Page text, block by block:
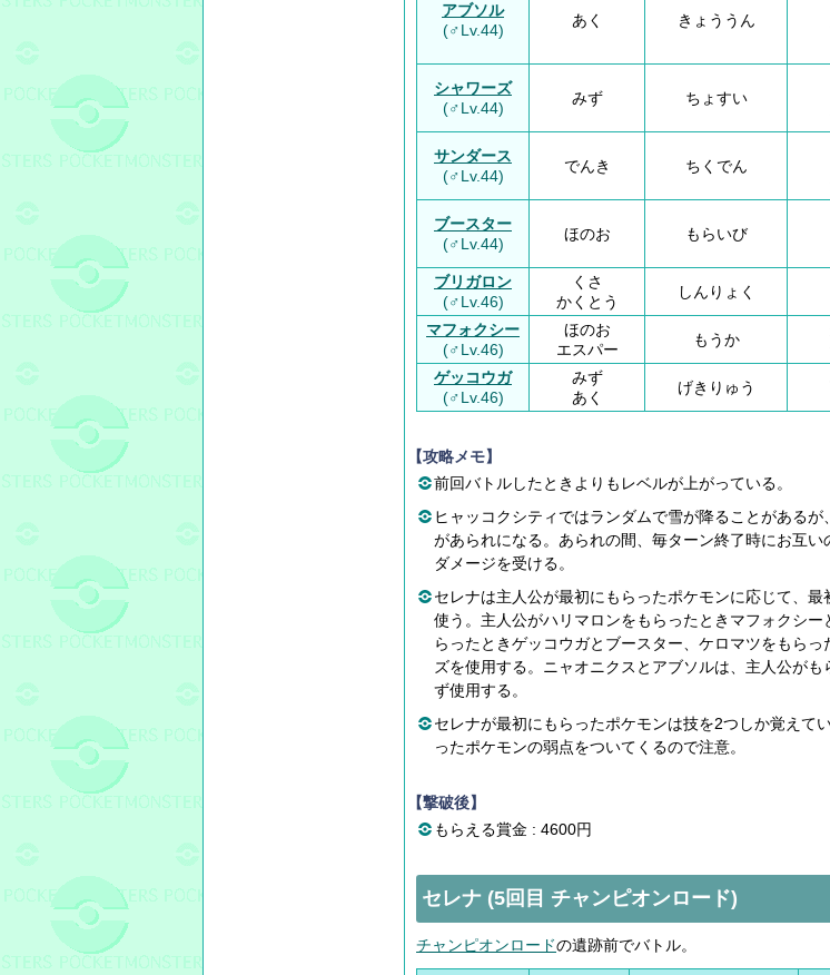
アブソル
(♂Lv.44)
あく きょううん
シャワーズ
(♂Lv.44)
みず ちょすい
サンダース
(♂Lv.44)
でんき ちくでん
ブースター
(♂Lv.44)
ほのお もらいび
ブリガロン
(♂Lv.46)
くさ
かくとう
しんりょく
マフォクシー
(♂Lv.46)
ほのお
エスパー
もうか
ゲッコウガ
(♂Lv.46)
みず
あく
げきりゅう
【攻略メモ】
前回バトルしたときよりもレベルが上がっている。
ヒャッコクシティではランダムで雪が降ることがある
があられになる。あられの間、毎ターン終了時にお互
ダメージを受ける。
セレナは主人公が最初にもらったポケモンに応じて、
使う。主人公がハリマロンをもらったときマフォクシー
らったときゲッコウガとブースター、ケロマツをもら
ズを使用する。ニャオニクスとアブソルは、主人公が
ず使用する。
セレナが最初にもらったポケモンは技を2つしか覚えて
ったポケモンの弱点をついてくるので注意。
【撃破後】
もらえる賞金 : 4600円
セレナ (5回目 チャンピオンロード)
チャンピオンロードの遺跡前でバトル。